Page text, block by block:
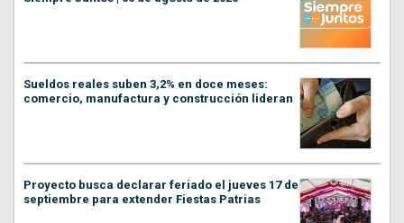
Sueldos reales suben 3,2% en doce meses:
comercio, manufactura y construcción lideran
Proyecto busca declarar feriado el jueves 17 de
septiembre para extender Fiestas Patrias